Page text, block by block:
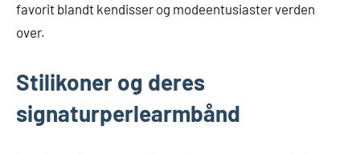
favorit blandt kendisser og modeentusiaster verden
over.
Stilikoner og deres
signaturperlearmbånd